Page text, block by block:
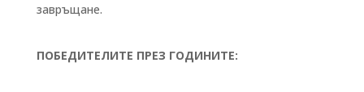
завръщане.
ПОБЕДИТЕЛИТЕ ПРЕЗ ГОДИНИТЕ: